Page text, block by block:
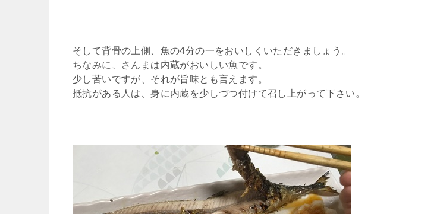
そして背骨の上側、魚の4分の一をおいしくいただきましょう。
ちなみに、さんまは内蔵がおいしい魚です。
少し苦いですが、それが旨味とも言えます。
抵抗がある人は、身に内蔵を少しづつ付けて召し上がって下さい。